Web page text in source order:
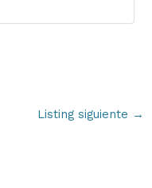
Listing siguiente →